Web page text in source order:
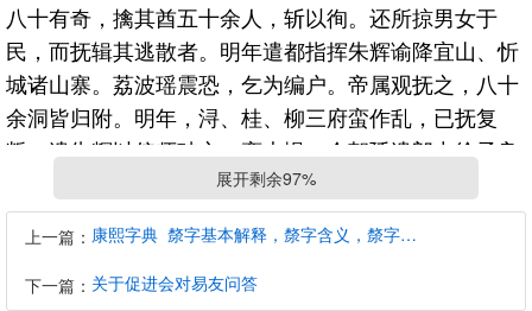
八十有奇，擒其酋五十余人，斩以徇。还所掠男女于
民，而抚辑其逃散者。明年遣都指挥朱辉谕降宜山、忻
城诸山寨。荔波瑶震恐，乞为编户。帝属观抚之，八十
余洞皆归附。明年，浔、桂、柳三府蛮作乱，已抚复
叛，遣朱辉以偏师破之。蛮大惧。会朝廷遣郎中徐子良
至，遂来降，归所掠人畜器械。
四年大发兵讨安南，诏观画方略，转粟二十万石
观侦安南贼中动静。寻从大兵发凭祥，抵坡垒关，以所
展开剩余97%
上一篇： 康熙字典_漦字基本解释，漦字含义，漦字意义
下一篇： 关于促进会对易友问答